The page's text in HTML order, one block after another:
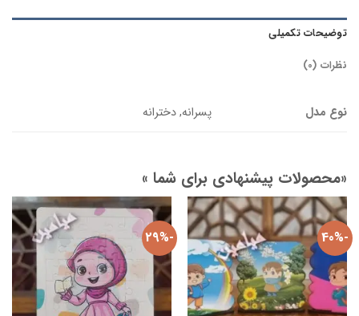
توضیحات تکمیلی
نظرات (0)
نوع مدل پسرانه, دخترانه
«محصولات پیشنهادی برای شما »
-40%
-29%